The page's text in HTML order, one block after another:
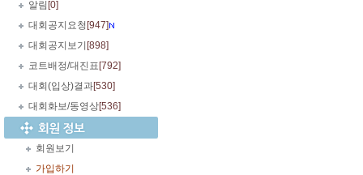
알림 [0]
대회공지요청 [947]
대회공지보기 [898]
코트배정/대진표 [792]
대회(입상)결과[530]
대회화보/동영상[536]
회원보기
가입하기